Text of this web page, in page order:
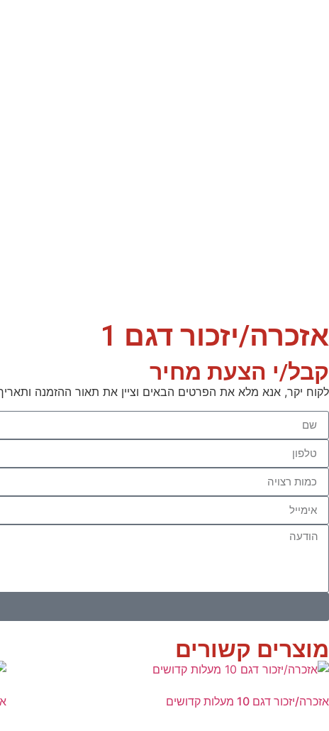
אזכרה/יזכור דגם 1
קבל/י הצעת מחיר
לקוח יקר, אנא מלא את הפרטים הבאים וציין את תאור ההזמנה
מוצרים קשורים
אזכרה/יזכור דגם 10 מעלות קדושים